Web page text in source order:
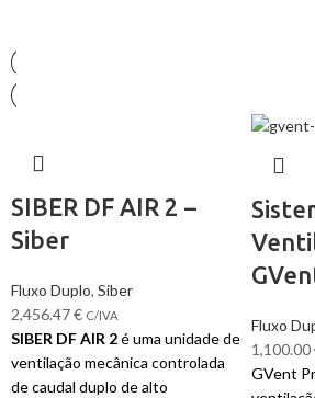
SIBER DF AIR 2 –
Siber
Fluxo Duplo, Siber
2,456.47€ C/IVA
SIBER DF AIR 2é uma unidade de
ventilação mecânica controlada
de caudal duplo de alto
Fluxo
1,100.00
GVent